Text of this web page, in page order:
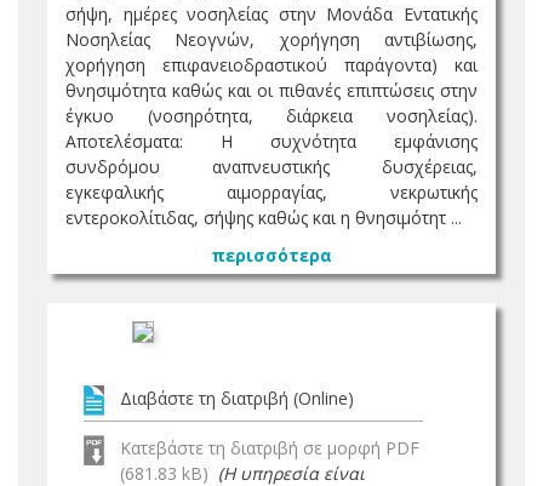
σήψη, ημέρες νοσηλείας στην Μονάδα Εντατικής
Νοσηλείας Νεογνών, χορήγηση αντιβίωσης,
χορήγηση επιφανειοδραστικού παράγοντα) και
θνησιμότητα καθώς και οι πιθανές επιπτώσεις στην
έγκυο (νοσηρότητα, διάρκεια νοσηλείας).
Αποτελέσματα: Η συχνότητα εμφάνισης
συνδρόμου αναπνευστικής δυσχέρειας,
εγκεφαλικής αιμορραγίας, νεκρωτικής
εντεροκολίτιδας, σήψης καθώς και η θνησιμότητ ...
περισσότερα
Διαβάστε τη διατριβή (Online)
Κατεβάστε τη διατριβή σε μορφή PDF
(681.83 kB) (Η υπηρεσία είναι